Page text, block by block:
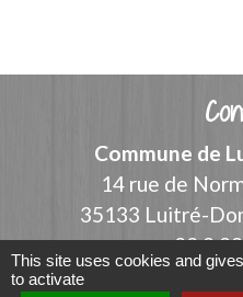
Commune de
14 rue de
35133 Luitré-
+33 2
This site uses cookies and
to activate